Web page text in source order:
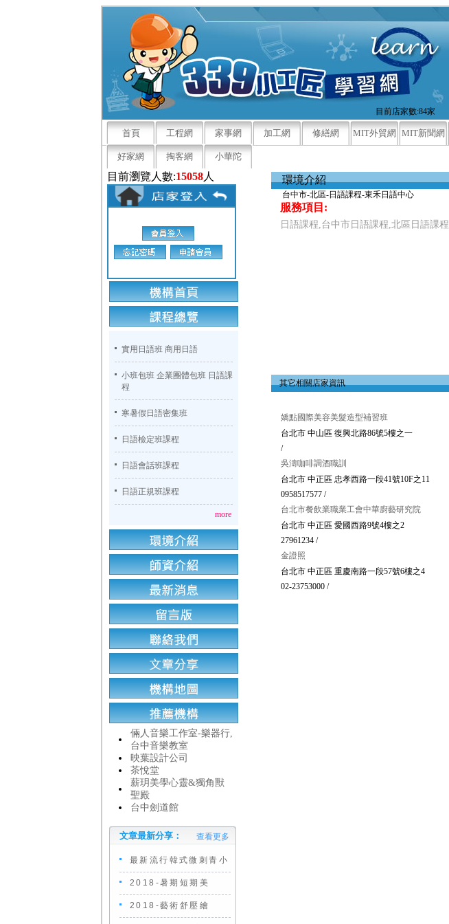
目前店家數:84家
首頁 工程網 家事網 加工網 修繕網 MIT外貿網 MIT新聞網
好家網 掏客網 小華陀
目前瀏覽人數:15058人
實用日語班 商用日語
小班包班 企業團體包班 日語課
程
寒暑假日語密集班
日語檢定班課程
日語會話班課程
日語正規班課程
more
倆人音樂工作室-樂器行,
台中音樂教室
映葉設計公司
茶悅堂
薪玥美學心靈&獨角獸
聖殿
台中劍道館
文章最新分享： 查看更多
最新流行韓式微刺青小
2018-暑期短期美
2018-藝術舒壓繪
環境介紹
台中市-北區-日語課程-東禾日語中心
服務項目:
日語課程,台中市日語課程,北區日語課程
其它相關店家資訊
嬌點國際美容美髮造型補習班
台北市 中山區 復興北路86號5樓之一
/
吳濤咖啡調酒職訓
台北市 中正區 忠孝西路一段41號10F之11
0958517577 /
台北市餐飲業職業工會中華廚藝研究院
台北市 中正區 愛國西路9號4樓之2
27961234 /
金證照
台北市 中正區 重慶南路一段57號6樓之4
02-23753000 /